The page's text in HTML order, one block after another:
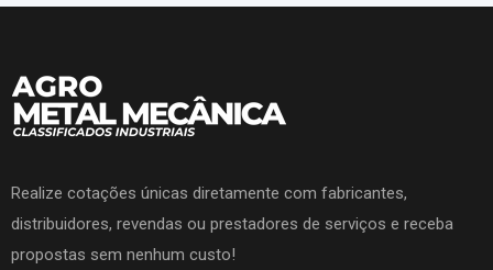
Realize cotações únicas diretamente com fabricantes,
distribuidores, revendas ou prestadores de serviços e receba
propostas sem nenhum custo!